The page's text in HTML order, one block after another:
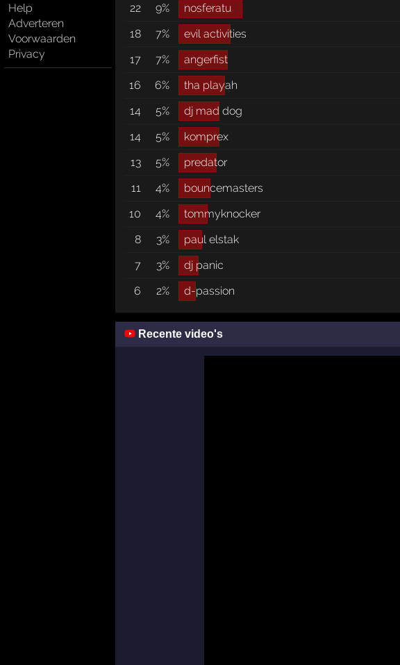
Help
Adverteren
Voorwaarden
Privacy
22
9%
nosferatu
18
7%
evil activities
17
7%
angerfist
16
6%
tha playah
14
5%
dj mad dog
14
5%
komprex
13
5%
predator
11
4%
bouncemasters
10
4%
tommyknocker
8
3%
paul elstak
7
3%
dj panic
6
2% d-passion
Recente video's